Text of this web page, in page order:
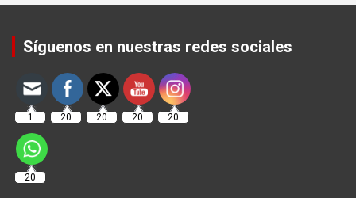
Síguenos en nuestras redes sociales
1 20 20 20 20
20